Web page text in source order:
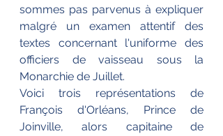
sommes pas parvenus à expliquer
malgré un examen attentif des
textes concernant l'uniforme des
officiers de vaisseau sous la
Monarchie de Juillet.
Voici trois représentations de
François d'Orléans, Prince de
Joinville, alors capitaine de